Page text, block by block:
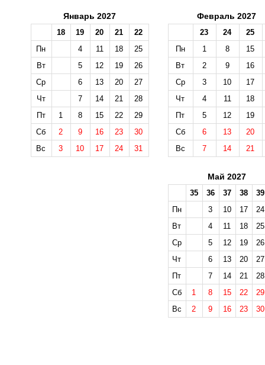
Январь 2027
18 19 20 21
22
Пн
4 11 18
25
Вт
5 12 19
26
Ср
6 13 20
27
Чт
7 14 21
28
Пт
1 8 15 22
29
Сб
2 9 16 23
30
Вс
3 10 17 24 31
Февраль 2027
23 24
25
Пн
1 8
15
Вт
2 9
16
Ср
3 10
17
Чт
4 11
18
Пт
5 12
19
Сб
6 13
20
Вс
7 14 21
Май 2027
35 36 37 38
39
Пн
3 10 17
24
Вт
4 11 18
25
Ср
5 12 19
26
Чт
6 13 20
27
Пт
7 14 21
28
Сб
1 8 15 22
29
Вс
2 9 16 23 30